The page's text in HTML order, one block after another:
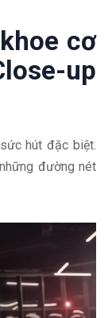
cơ
up
hút đặc biệt.
đường nét